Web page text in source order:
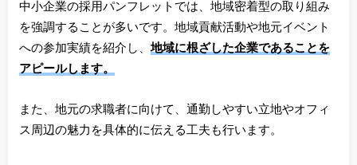
中小企業の採用パンフレットでは、地域密着型の取り組み
を強調することが多いです。地域貢献活動や地元イベント
への参加実績を紹介し、地域に根ざした企業であることを
アピールします。
また、地元の求職者に向けて、通勤しやすい立地やオフィ
ス周辺の魅力を具体的に伝える工夫も行います。